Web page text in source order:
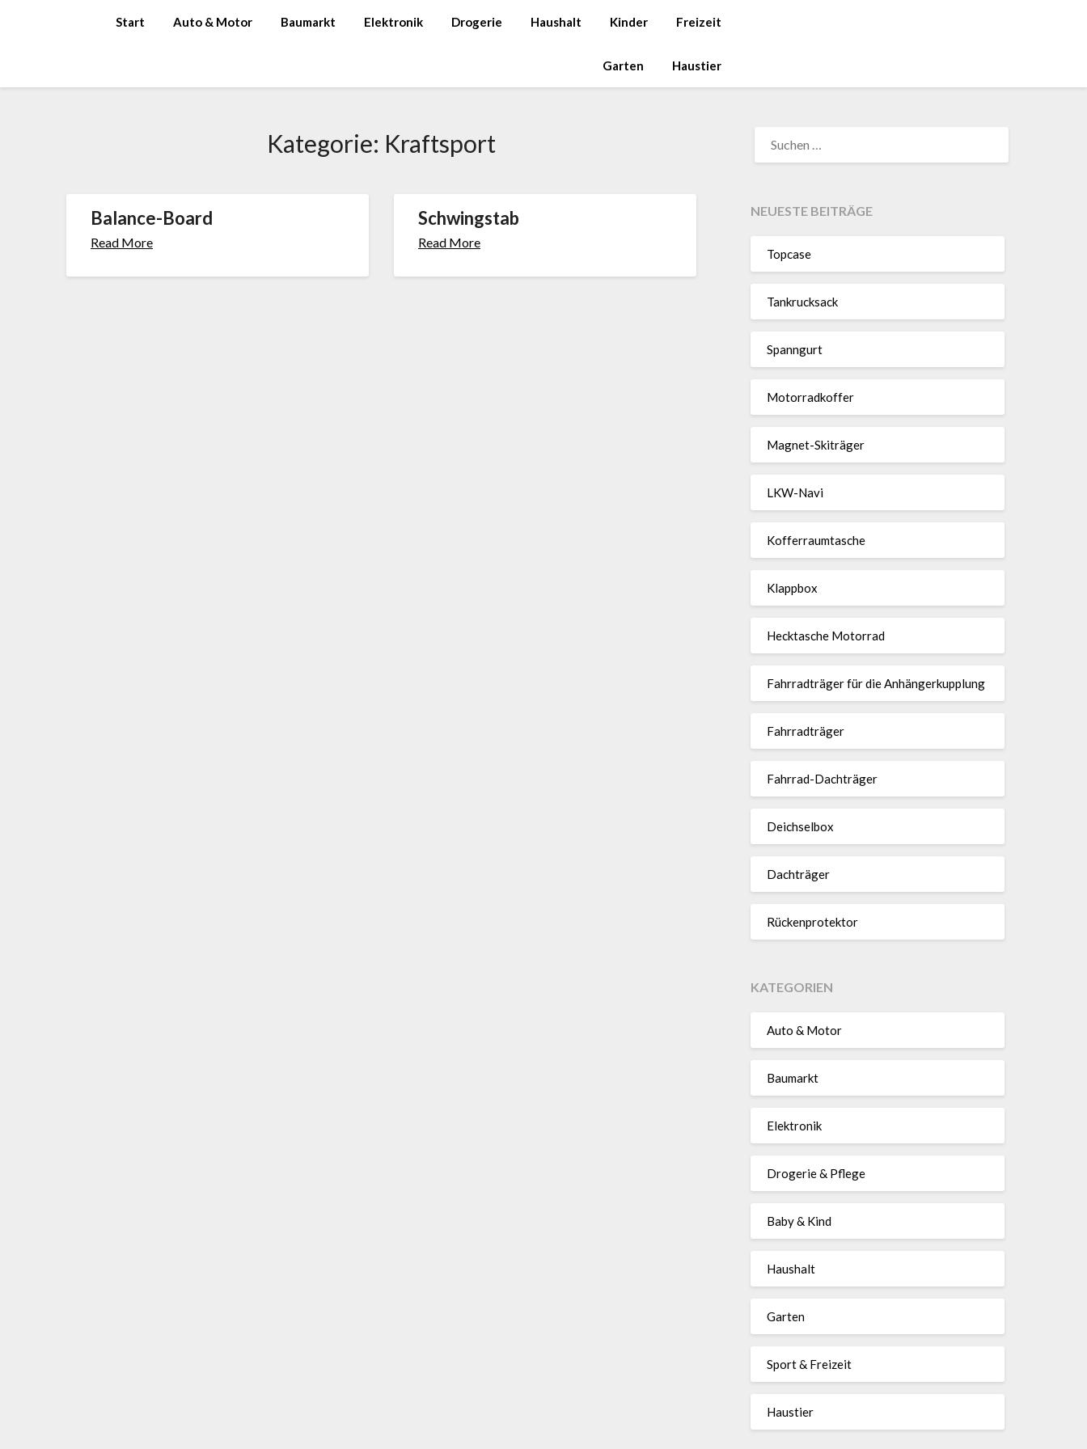
Start Auto & Motor Baumarkt Elektronik Drogerie Haushalt Kinder Freizeit
Garten Haustier
Kategorie: Krafts­port
Balance-Board
Read More
Schwingstab
Read More
NACH:
NEUESTE BEITRÄGE
Topcase
Tan­kruck­sack
Spann­gurt
Motor­rad­koffer
Magnet-Ski­träger
LKW-Navi
Kof­fer­raum­ta­sche
Klappbox
Heck­ta­sche Motorrad
Fahr­rad­träger für die Anhän­ger­kup­p­lung
Fahr­rad­träger
Fahrrad-Dach­träger
Deich­selbox
Dach­träger
Rücken­pro­tektor
KATEGORIEN
Auto & Motor
Baumarkt
Elektronik
Drogerie & Pflege
Baby & Kind
Haushalt
Garten
Sport & Freizeit
Haustier